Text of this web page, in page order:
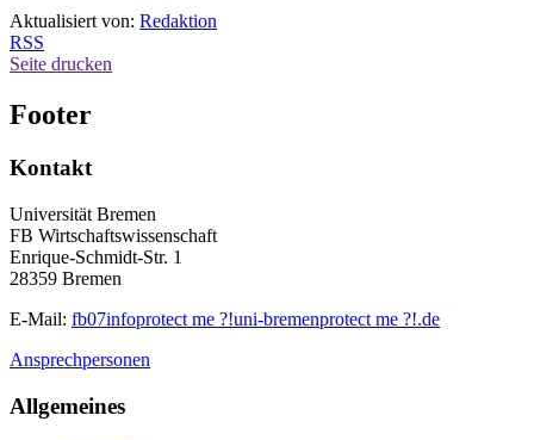
Aktualisiert von: Redaktion
RSS
Seite drucken
Footer
Kontakt
Universität Bremen
FB Wirtschaftswissenschaft
Enrique-Schmidt-Str. 1
28359 Bremen
E-Mail: fb07infoprotect me ?!uni-bremenprotect me ?!.de
Ansprechpersonen
Allgemeines